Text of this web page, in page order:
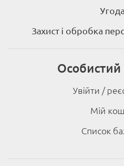
Угода
Захист і обробка
Особистий
Увійти /
Мій
Список